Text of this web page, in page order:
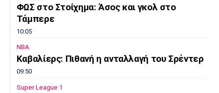
ΦΩΣ στο Στοίχημα: Άσος και γκολ στο
Τάμπερε
10:05
NBA
Καβαλίερς: Πιθανή η ανταλλαγή του Σρέντερ
09:50
Super League 1